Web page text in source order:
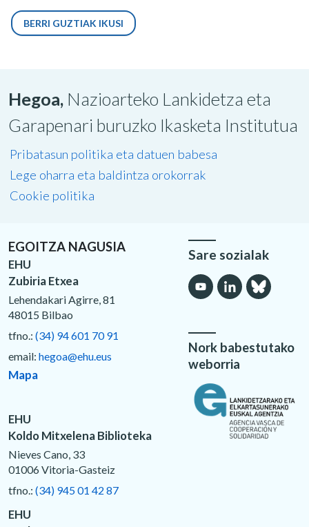
BERRI GUZTIAK IKUSI
Hegoa, Nazioarteko Lankidetza eta
Garapenari buruzko Ikasketa Institutua
Pribatasun politika eta datuen babesa
Lege oharra eta baldintza orokorrak
Cookie politika
EGOITZA NAGUSIA
EHU
Zubiria Etxea
Lehendakari Agirre, 81
48015 Bilbao
tfno.: (34) 94 601 70 91
email: hegoa@ehu.eus
Mapa
EHU
Koldo Mitxelena Biblioteka
Nieves Cano, 33
01006 Vitoria-Gasteiz
tfno.: (34) 945 01 42 87
EHU
Sare sozialak
Nork babestutako
weborria